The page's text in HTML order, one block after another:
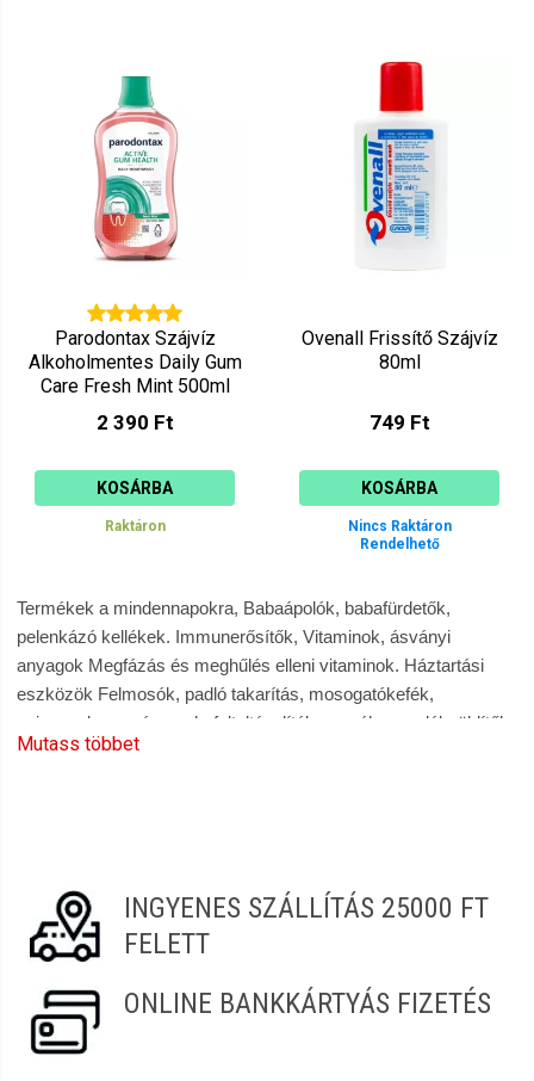
Parodontax Szájvíz
Alkoholmentes Daily Gum
Care Fresh Mint 500ml
2 390 Ft
KOSÁRBA
Raktáron
Ovenall Frissítő Szájvíz
80ml
749 Ft
KOSÁRBA
Nincs Raktáron
Rendelhető
Termékek a mindennapokra, Babaápolók, babafürdetők,
pelenkázó kellékek. Immunerősítők, Vitaminok, ásványi
anyagok Megfázás és meghűlés elleni vitaminok. Háztartási
eszközök Felmosók, padló takarítás, mosogatókefék,
szivacsok, mosószerek, folteltávolítók, mosókapszulák, öblítők.
Konyhai törlőkendő, szemeteszsák. Szobai Illatosítók,
tisztítószerek, bútorápolók, vízkőoldók, háztartási
fertőtlenítőszerek, Padló ápolók, szőnyegtisztítók,
szőnyegápolók. Rovarriasztók, rovarírtók. 100%-os vásárlói
Szépségcikk webáruházban |szepsegcikk.hu
Mutass többet
INGYENES SZÁLLÍTÁS 25000 FT
FELETT
ONLINE BANKKÁRTYÁS FIZETÉS